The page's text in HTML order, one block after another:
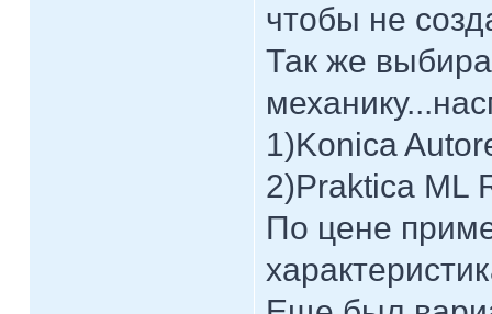
чтобы не
Так же
1)Konica
2)Praktica ML
По цене